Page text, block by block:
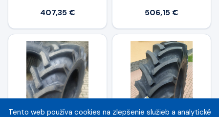
407,35 € 506,15 €
Tento web používa cookies na zlepšenie služieb a analytické